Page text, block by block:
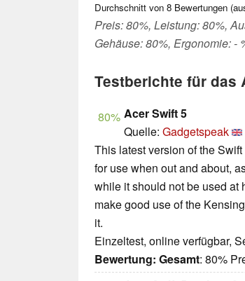
Durchschnitt von 8 Bewertungen
Preis: 80%, Leistung: 80%,
Gehäuse: 80%, Ergonomie: -
Testberichte für das
80% Acer Swift 5
Quelle: Gadgetspeak
This latest version of the
for use when out and about,
while it should not be used at
make good use of the
it.
Einzeltest, online verfügbar,
Bewertung: Gesamt: 80%